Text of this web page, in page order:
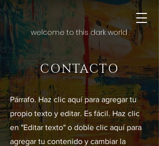
welcome to this dark world .
CONTACTO
Párrafo. Haz clic aquí para agregar tu
propio texto y editar. Es fácil. Haz clic
en "Editar texto" o doble clic aquí para
agregar tu contenido y cambiar la